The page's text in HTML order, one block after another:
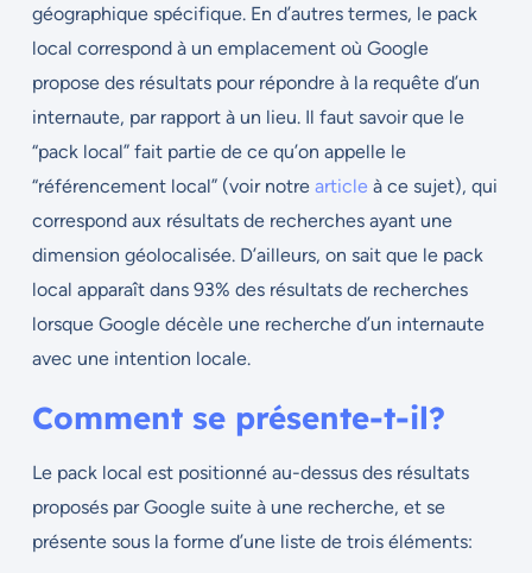
géographique spécifique. En d’autres termes, le pack
local correspond à un emplacement où Google
propose des résultats pour répondre à la requête d’un
internaute, par rapport à un lieu. Il faut savoir que le
“pack local” fait partie de ce qu’on appelle le
“référencement local” (voir notre articleà ce sujet), qui
correspond aux résultats de recherches ayant une
dimension géolocalisée. D’ailleurs, on sait que le pack
local apparaît dans 93% des résultats de recherches
lorsque Google décèle une recherche d’un internaute
avec une intention locale.
Comment se présente-t-il?
Le pack local est positionné au-dessus des résultats
proposés par Google suite à une recherche, et se
présente sous la forme d’une liste de trois éléments: